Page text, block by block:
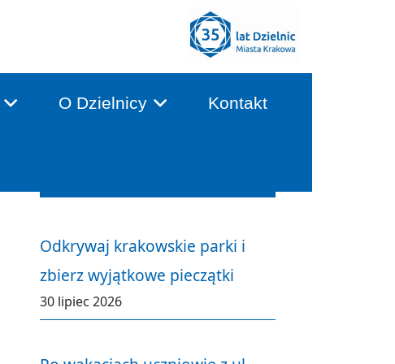
O Dzielnicy Kontakt
Odkrywaj krakowskie parki i
zbierz wyjątkowe pieczątki
30 lipiec 2026